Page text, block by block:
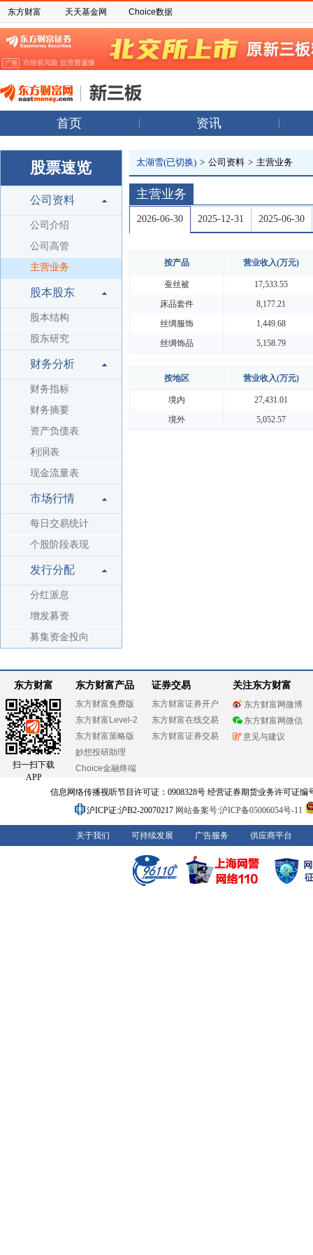
东方财富 天天基金网 Choice数据
首页 资讯
股票速览
公司资料
公司介绍
公司高管
主营业务
股本股东
股本结构
股东研究
财务分析
财务指标
财务摘要
资产负债表
利润表
现金流量表
市场行情
每日交易统计
个股阶段表现
发行分配
分红派息
增发募资
募集资金投向
太湖雪(已切换) > 公司资料 > 主营业务
主营业务
2026-06-30 2025-12-31 2025-06-30
按产品 营业收入(万元)
蚕丝被
17,533.55
床品套件
8,177.21
丝绸服饰
1,449.68
丝绸饰品
5,158.79
按地区 营业收入(万元)
境内
27,431.01
境外
5,052.57
东方财富
扫一扫下载
APP
东方财富产品
东方财富免费版
东方财富Level-2
东方财富策略版
妙想投研助理
Choice金融终端
证券交易
东方财富证券开户
东方财富在线交易
东方财富证券交易
关注东方财富
东方财富网微博
东方财富网微信
意见与建议
信息网络传播视听节目许可证：0908328号 经营证券期货业务许可证编
沪ICP证:沪B2-20070217 网站备案号:沪ICP备05006054号-11
关于我们 可持续发展 广告服务 供应商平台